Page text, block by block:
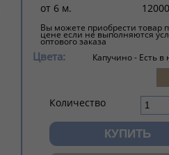
от 6 м.
Вы можете приобрести товар
цене если не выполняются
оптового заказа
Цвета: Капучино - Есть в
Количество